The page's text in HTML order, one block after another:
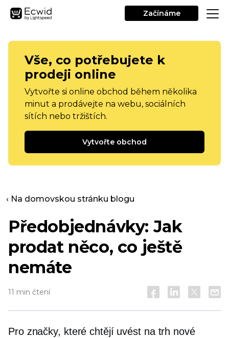
Začínáme
Vše, co potřebujete k
prodeji online
Vytvořte si online obchod během několika
minut a prodávejte na webu, sociálních
sítích nebo tržištích.
Vytvořte obchod
‹ Na domovskou stránku blogu
Předobjednávky: Jak
prodat něco, co ještě
nemáte
11 min čtení
Pro značky, které chtějí uvést na trh nové